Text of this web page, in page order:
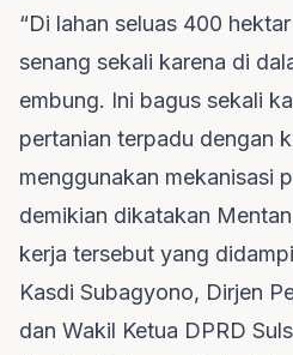
“Di lahan seluas 400
senang sekali karena di
embung. Ini bagus sekali
pertanian terpadu dengan
menggunakan mekanisasi
demikian dikatakan
kerja tersebut yang
Kasdi Subagyono, Dirjen
dan Wakil Ketua DPRD